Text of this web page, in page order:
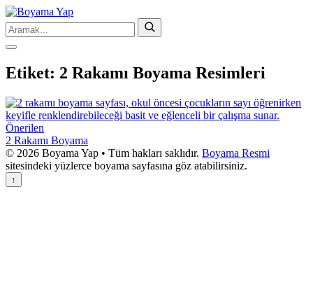
Etiket: 2 Rakamı Boyama Resimleri
Önerilen
2 Rakamı Boyama
© 2026 Boyama Yap • Tüm hakları saklıdır. Boyama Resmi
sitesindeki yüzlerce boyama sayfasına göz atabilirsiniz.
↑